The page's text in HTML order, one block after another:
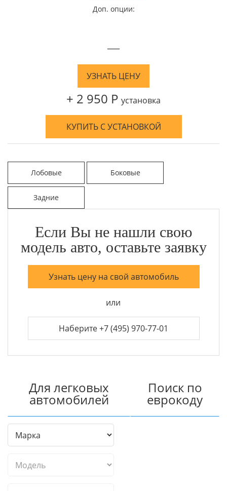
Доп. опции:
—
УЗНАТЬ ЦЕНУ
+ 2 950 Р установка
КУПИТЬ С УСТАНОВКОЙ
Лобовые Боковые
Задние
Если Вы не нашли свою
модель авто, оставьте заявку
Узнать цену на свой автомобиль
или
Наберите +7 (495) 970-77-01
Для легковых
автомобилей
Поиск по
еврокоду